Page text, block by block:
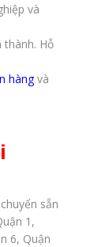
và
thành. Hỗ
hàngvà
sẵn
1,
6, Quận